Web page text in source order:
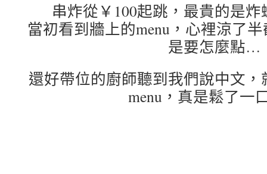
串炸從￥100起跳，最貴的是
當初看到牆上的menu，心裡涼了
是要怎麼點…
還好帶位的廚師聽到我們說中文
menu，真是鬆了一